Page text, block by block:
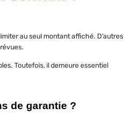
au seul montant affiché. D’autres
Toutefois, il demeure essentiel
de garantie ?